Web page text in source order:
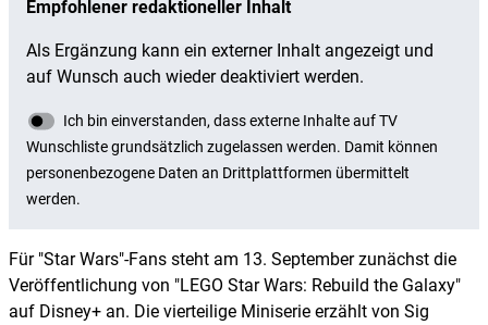
Für "Star Wars"-Fans steht am 13. September zunächst die
Veröffentlichung von "LEGO Star Wars: Rebuild the Galaxy"
auf Disney+ an. Die vierteilige Miniserie erzählt von Sig